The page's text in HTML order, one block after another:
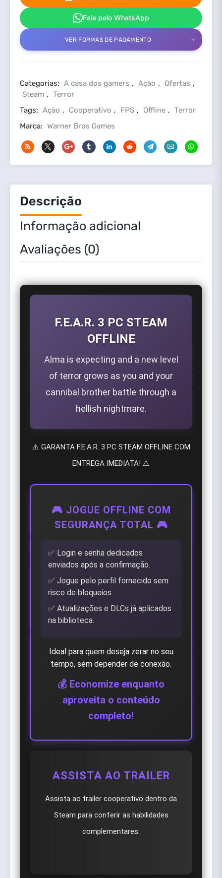
Steam
quantidade
Fale pelo WhatsApp
VER FORMAS DE PAGAMENTO
Categorias: A casa dos gamers , Ação , Ofertas ,
Steam , Terror
Tags: Ação , Cooperativo , FPS , Offline , Terror
Marca: Warner Bros Games
Descrição
Informação adicional
Avaliações (0)
F.E.A.R. 3 PC STEAM
OFFLINE
Alma is expecting and a new level
of terror grows as you and your
cannibal brother battle through a
hellish nightmare.
⚠️ GARANTA F.E.A.R. 3 PC STEAM OFFLINE COM
ENTREGA IMEDIATA! ⚠️
🎮 JOGUE OFFLINE COM
SEGURANÇA TOTAL 🎮
✅ Login e senha dedicados
enviados após a confirmação.
✅ Jogue pelo perfil fornecido sem
risco de bloqueios.
✅ Atualizações e DLCs já aplicados
na biblioteca.
Ideal para quem deseja zerar no seu
tempo, sem depender de conexão.
💰 Economize enquanto
aproveita o conteúdo
completo!
ASSISTA AO TRAILER
Assista ao trailer cooperativo dentro da
Steam para conferir as habilidades
complementares.